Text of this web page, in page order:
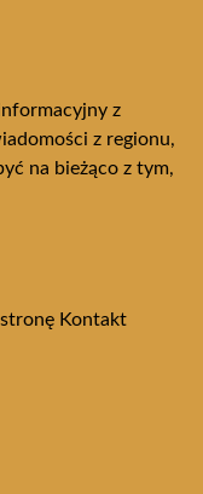
z
z regionu,
na bieżąco z tym,
Kontakt